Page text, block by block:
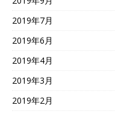
2019年7月
2019年6月
2019年4月
2019年3月
2019年2月